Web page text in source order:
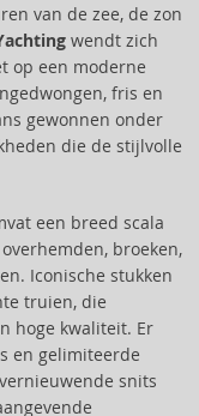
van de zee, de zon
wendt zich
op een moderne
fris en
gewonnen onder
die de stijlvolle
een breed scala
broeken,
Iconische stukken
truien, die
hoge kwaliteit. Er
en gelimiteerde
snits